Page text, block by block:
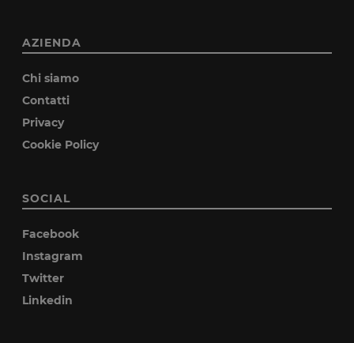
AZIENDA
Chi siamo
Contatti
Privacy
Cookie Policy
SOCIAL
Facebook
Instagram
Twitter
Linkedin